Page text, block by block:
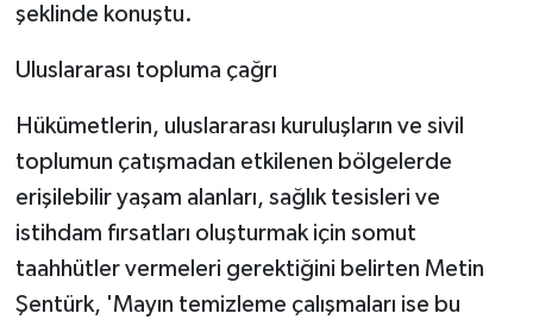
şeklinde konuştu.
Uluslararası topluma çağrı
Hükümetlerin, uluslararası kuruluşların ve sivil
toplumun çatışmadan etkilenen bölgelerde
erişilebilir yaşam alanları, sağlık tesisleri ve
istihdam fırsatları oluşturmak için somut
taahhütler vermeleri gerektiğini belirten Metin
Şentürk, 'Mayın temizleme çalışmaları ise bu